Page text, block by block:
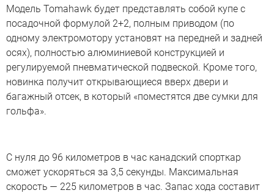
Модель Tomahawk будет представлять собой купе с
посадочной формулой 2+2, полным приводом (по
одному электромотору установят на передней и задней
осях), полностью алюминиевой конструкцией и
регулируемой пневматической подвеской. Кроме того,
новинка получит открывающиеся вверх двери и
багажный отсек, в который «поместятся две сумки для
гольфа».
С нуля до 96 километров в час канадский спорткар
сможет ускоряться за 3,5 секунды. Максимальная
скорость — 225 километров в час. Запас хода составит